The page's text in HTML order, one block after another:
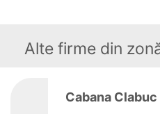
Alte firme din
Cabana Clabuc